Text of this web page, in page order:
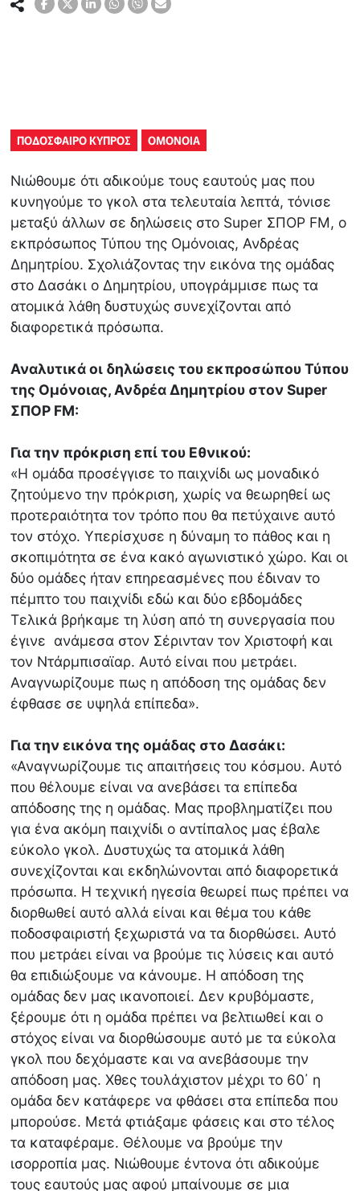
ΠΟΔΟΣΦΑΙΡΟ ΚΥΠΡΟΣ ΟΜΟΝΟΙΑ
Νιώθουμε ότι αδικούμε τους εαυτούς μας που
κυνηγούμε το γκολ στα τελευταία λεπτά, τόνισε
μεταξύ άλλων σε δηλώσεις στο Super ΣΠΟΡ FM, ο
εκπρόσωπος Τύπου της Ομόνοιας, Ανδρέας
Δημητρίου. Σχολιάζοντας την εικόνα της ομάδας
στο Δασάκι ο Δημητρίου, υπογράμμισε πως τα
ατομικά λάθη δυστυχώς συνεχίζονται από
διαφορετικά πρόσωπα.
Αναλυτικά οι δηλώσεις του εκπροσώπου Τύπου
της Ομόνοιας, Ανδρέα Δημητρίου στον Super
ΣΠΟΡ FM:
Για την πρόκριση επί του Εθνικού:
«Η ομάδα προσέγγισε το παιχνίδι ως μοναδικό
ζητούμενο την πρόκριση, χωρίς να θεωρηθεί ως
προτεραιότητα τον τρόπο που θα πετύχαινε αυτό
τον στόχο. Υπερίσχυσε η δύναμη το πάθος και η
σκοπιμότητα σε ένα κακό αγωνιστικό χώρο. Και οι
δύο ομάδες ήταν επηρεασμένες που έδιναν το
πέμπτο του παιχνίδι εδώ και δύο εβδομάδες
Τελικά βρήκαμε τη λύση από τη συνεργασία που
έγινε ανάμεσα στον Σέρινταν τον Χριστοφή και
τον Ντάρμπισαϊαρ. Αυτό είναι που μετράει.
Αναγνωρίζουμε πως η απόδοση της ομάδας δεν
έφθασε σε υψηλά επίπεδα».
Για την εικόνα της ομάδας στο Δασάκι:
«Αναγνωρίζουμε τις απαιτήσεις του κόσμου. Αυτό
που θέλουμε είναι να ανεβάσει τα επίπεδα
απόδοσης της η ομάδας. Μας προβληματίζει που
για ένα ακόμη παιχνίδι ο αντίπαλος μας έβαλε
εύκολο γκολ. Δυστυχώς τα ατομικά λάθη
συνεχίζονται και εκδηλώνονται από διαφορετικά
πρόσωπα. Η τεχνική ηγεσία θεωρεί πως πρέπει να
διορθωθεί αυτό αλλά είναι και θέμα του κάθε
ποδοσφαιριστή ξεχωριστά να τα διορθώσει. Αυτό
που μετράει είναι να βρούμε τις λύσεις και αυτό
θα επιδιώξουμε να κάνουμε. Η απόδοση της
ομάδας δεν μας ικανοποιεί. Δεν κρυβόμαστε,
ξέρουμε ότι η ομάδα πρέπει να βελτιωθεί και ο
στόχος είναι να διορθώσουμε αυτό με τα εύκολα
γκολ που δεχόμαστε και να ανεβάσουμε την
απόδοση μας. Χθες τουλάχιστον μέχρι το 60΄ η
ομάδα δεν κατάφερε να φθάσει στα επίπεδα που
μπορούσε. Μετά φτιάξαμε φάσεις και στο τέλος
τα καταφέραμε. Θέλουμε να βρούμε την
ισορροπία μας. Νιώθουμε έντονα ότι αδικούμε
τους εαυτούς μας αφού μπαίνουμε σε μια